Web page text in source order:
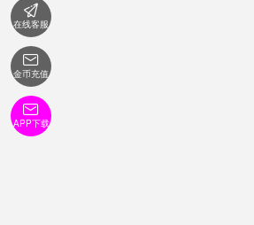

在线客服

金币充值

APP下载